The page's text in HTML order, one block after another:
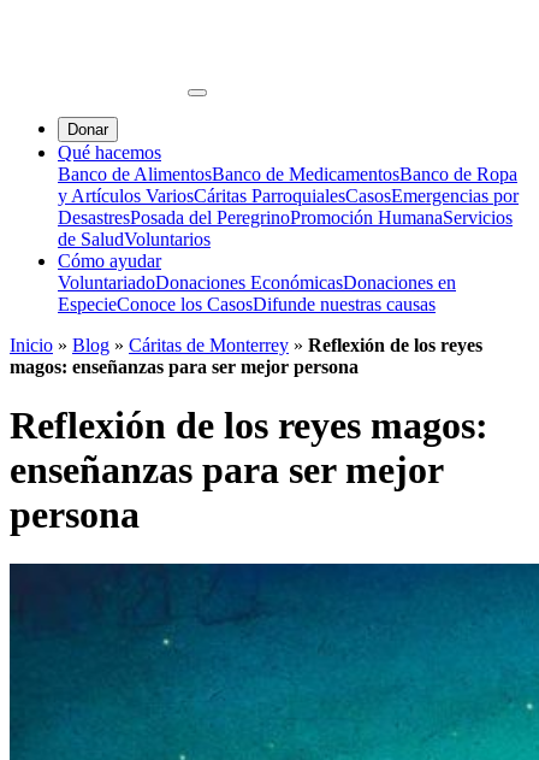
Donar
Qué hacemos
Banco de AlimentosBanco de MedicamentosBanco de Ropa
y Artículos VariosCáritas ParroquialesCasosEmergencias por
DesastresPosada del PeregrinoPromoción HumanaServicios
de SaludVoluntarios
Cómo ayudar
VoluntariadoDonaciones EconómicasDonaciones en
EspecieConoce los CasosDifunde nuestras causas
Inicio » Blog » Cáritas de Monterrey » Reflexión de los reyes
magos: enseñanzas para ser mejor persona
Reflexión de los reyes magos:
enseñanzas para ser mejor
persona